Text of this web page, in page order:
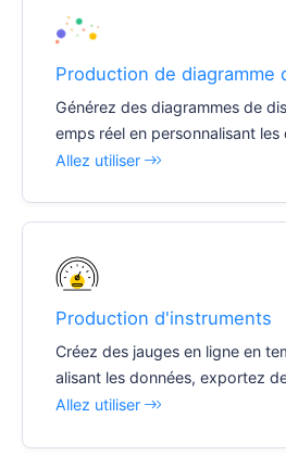
Production de diagramme
Générez des diagrammes de
emps réel en personnalisant
des images en un seul clic et
Allez utiliser
Production d'instruments
Créez des jauges en ligne en
alisant les données, exportez
clic et insérez facilement divers
Allez utiliser